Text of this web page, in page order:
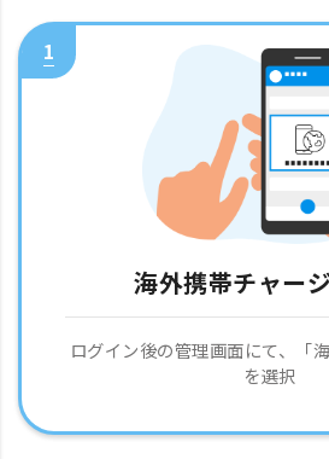
1
海外携帯チャー
ログイン後の管理画面にて、「
を選択